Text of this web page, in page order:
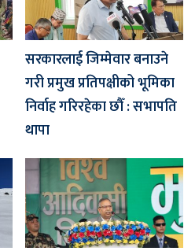
सरकारलाई जिम्मेवार बनाउने
गरी प्रमुख प्रतिपक्षीको भूमिका
निर्वाह गरिरहेका छौँ : सभापति
थापा